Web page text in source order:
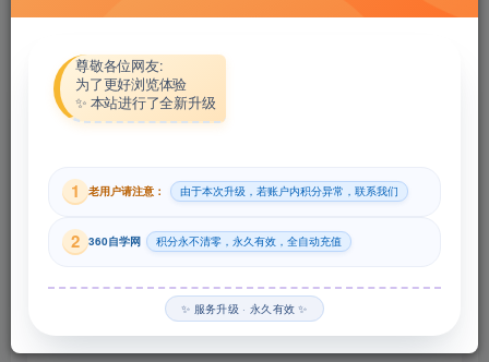
此内容为付费资源，请付费后查看
29积分
付费资源
尊敬各位网友:
为了更好浏览体验
✨ 本站进行了全新升级
1 老用户请注意： 由于本次升级，若账户内积分异常，联系我们
2 360自学网 积分永不清零，永久有效，全自动充值
✨ 服务升级 · 永久有效 ✨